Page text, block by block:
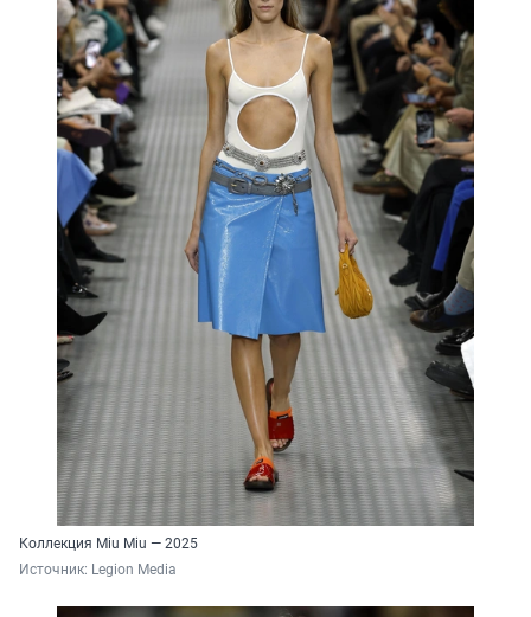
Коллекция Miu Miu — 2025
Источник: Legion Media